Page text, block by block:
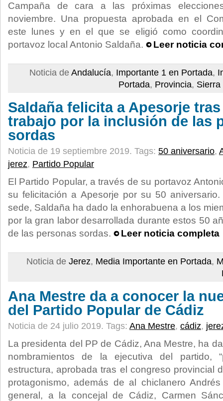
Campaña de cara a las próximas
noviembre. Una propuesta aprobada en el
este lunes y en el que se eligió como
portavoz local Antonio Saldaña.
Leer noticia
Noticia de Andalucía, Importante 1 en Portada,
Portada, Provincia, Sierra
Saldaña felicita a Apesorje
trabajo por la inclusión de las
sordas
Noticia de 19 septiembre 2019. Tags: 50 aniversario,
jerez, Partido Popular
El Partido Popular, a través de su portavoz
su felicitación a Apesorje por su 50
sede, Saldaña ha dado la enhorabuena a los
por la gran labor desarrollada durante estos 50
de las personas sordas.
Leer noticia completa
Noticia de Jerez, Media Importante en Portada,
Ana Mestre da a conocer la
del Partido Popular de Cádiz
Noticia de 24 julio 2019. Tags: Ana Mestre, cádiz,
La presidenta del PP de Cádiz, Ana Mestre, ha
nombramientos de la ejecutiva del partido,
estructura, aprobada tras el congreso provincial
protagonismo, además de al chiclanero
general, a la concejal de Cádiz, Carmen